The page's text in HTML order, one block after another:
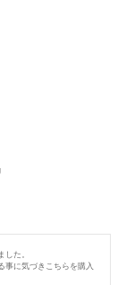
た。
事に気づきこちらを購入